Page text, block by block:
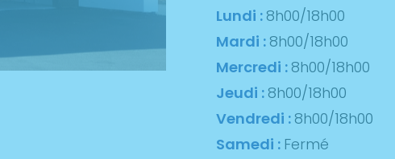
Lundi : 8h00/18h00
Mardi : 8h00/18h00
Mercredi : 8h00/18h00
Jeudi : 8h00/18h00
Vendredi : 8h00/18h00
Samedi : Fermé